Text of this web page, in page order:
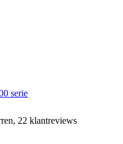
serie
22 klantreviews